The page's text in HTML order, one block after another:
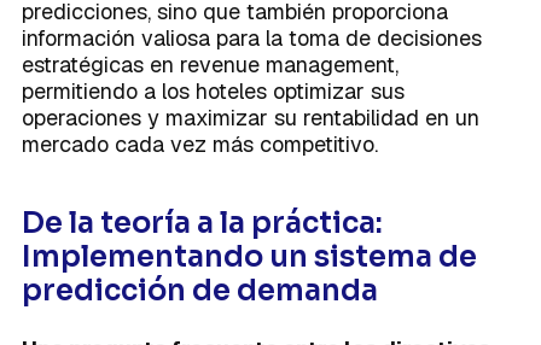
predicciones, sino que también proporciona
información valiosa para la toma de decisiones
estratégicas en revenue management,
permitiendo a los hoteles optimizar sus
operaciones y maximizar su rentabilidad en un
mercado cada vez más competitivo.
De la teoría a la práctica:
Implementando un sistema de
predicción de demanda